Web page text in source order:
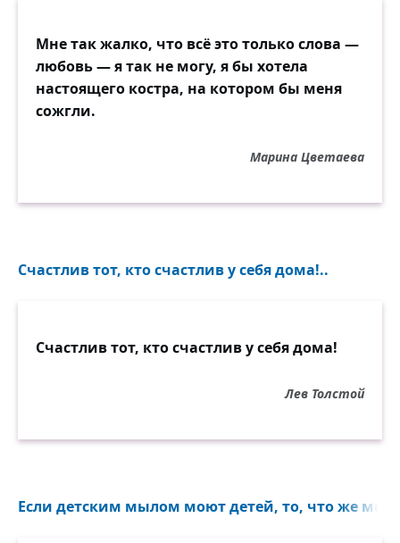
Мне так жалко, что всё это только слова —
любовь — я так не могу, я бы хотела
настоящего костра, на котором бы меня
сожгли.
Марина Цветаева
Счастлив тот, кто счастлив у себя дома!..
Счастлив тот, кто счастлив у себя дома!
Лев Толстой
Если детским мылом моют детей, то, что же